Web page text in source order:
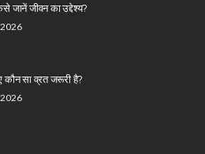
जानें जीवन का उद्देश्य?
कौन सा व्रत जरूरी है?